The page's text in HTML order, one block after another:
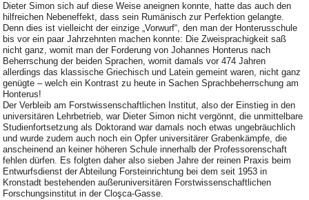
Dieter Simon sich auf diese Weise aneignen konnte, hatte das auch den
hilfreichen Nebeneffekt, dass sein Rumänisch zur Perfektion gelangte.
Denn dies ist vielleicht der einzige „Vorwurf“, den man der Honterusschule
bis vor ein paar Jahrzehnten machen konnte: Die Zweisprachigkeit saß
nicht ganz, womit man der Forderung von Johannes Honterus nach
Beherrschung der beiden Sprachen, womit damals vor 474 Jahren
allerdings das klassische Griechisch und Latein gemeint waren, nicht ganz
genügte – welch ein Kontrast zu heute in Sachen Sprachbeherrschung am
Honterus!
Der Verbleib am Forstwissenschaftlichen Institut, also der Einstieg in den
universitären Lehrbetrieb, war Dieter Simon nicht vergönnt, die unmittelbare
Studienfortsetzung als Doktorand war damals noch etwas ungebräuchlich
und wurde zudem auch noch ein Opfer universitärer Grabenkämpfe, die
anscheinend an keiner höheren Schule innerhalb der Professorenschaft
fehlen dürfen. Es folgten daher also sieben Jahre der reinen Praxis beim
Entwurfsdienst der Abteilung Forsteinrichtung bei dem seit 1953 in
Kronstadt bestehenden außeruniversitären Forstwissenschaftlichen
Forschungsinstitut in der Cloşca-Gasse.